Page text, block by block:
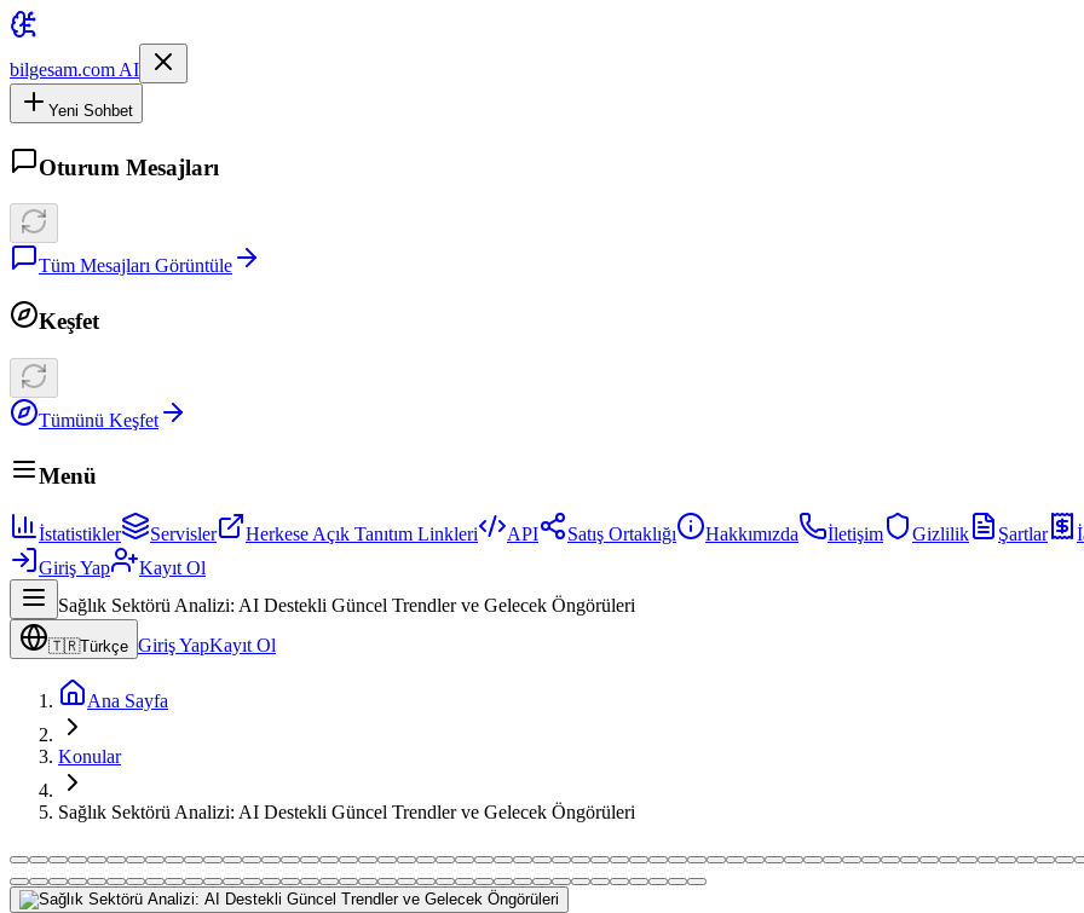
bilgesam.com AI
Yeni Sohbet
Oturum Mesajları
Tüm Mesajları Görüntüle
Keşfet
Tümünü Keşfet
Menü
İstatistikler Servisler Herkese Açık Tanıtım Linkleri API Satış Ortaklığı Hakkımızda İletişim Gizlilik Şartlar
Giriş Yap
Kayıt Ol
Sağlık Sektörü Analizi: AI Destekli Güncel Trendler ve Gelecek Öngörüleri
🇹🇷Türkçe Giriş YapKayıt Ol
Ana Sayfa
Konular
Sağlık Sektörü Analizi: AI Destekli Güncel Trendler ve Gelecek Öngörüleri